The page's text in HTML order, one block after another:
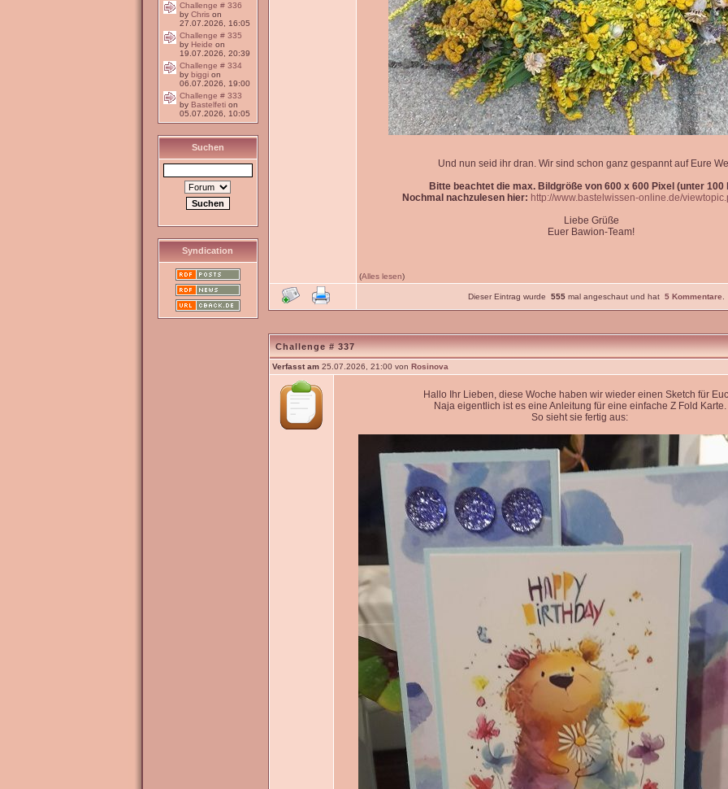
Challenge # 336
by Chrison
27.07.2026, 16:05
Challenge # 335
by Heide on
19.07.2026, 20:39
Challenge # 334
by biggion
06.07.2026, 19:00
Challenge # 333
by Bastelfetion
05.07.2026, 10:05
Suchen
Syndication
Und nun seid ihr dran. Wir sind schon ganz gespannt auf Eure
Bitte beachtet die max. Bildgröße von 600 x 600 Pixel (unter 100
Nochmal nachzulesen hier: http://www.bastelwissen-online.de/
Liebe Grüße
Euer Bawion-Team!
(Alles lesen)
Dieser Eintrag wurde 555mal angeschaut und hat 5 Kommentare
Challenge # 337
Verfasst am25.07.2026, 21:00 von Rosinova
Hallo Ihr Lieben, diese Woche haben wir wieder einen Sketch für
Naja eigentlich ist es eine Anleitung für eine einfache Z Fold Karte.
So sieht sie fertig aus: